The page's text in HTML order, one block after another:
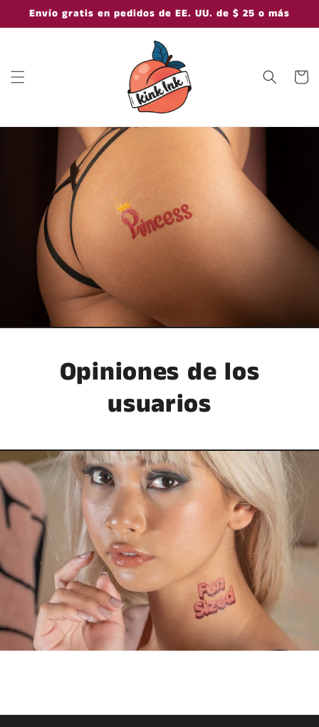
directamente
al contenido
Envío gratis en pedidos de EE. UU. de $ 25 o más
Carrito
Opiniones de los
usuarios